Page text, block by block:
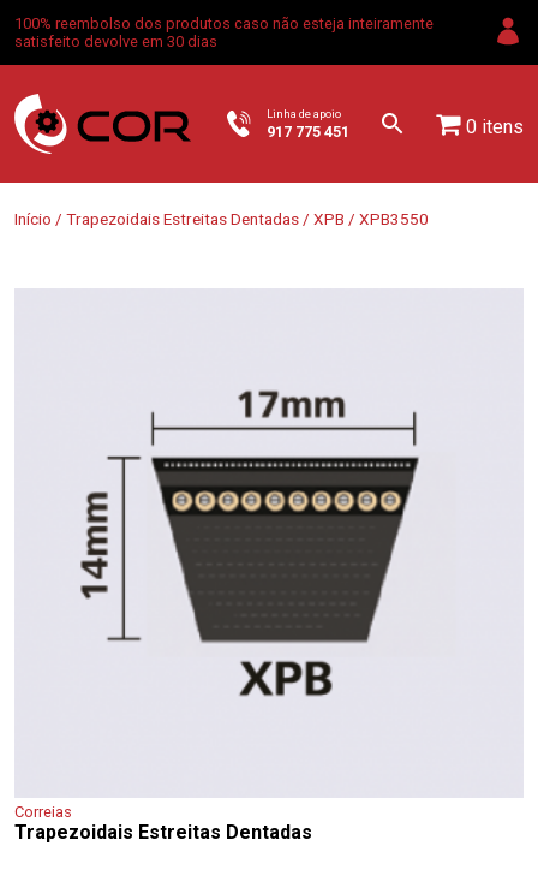
100% reembolso dos produtos caso não esteja inteiramente
satisfeito devolve em 30 dias
Linha de apoio
917 775 451 0 itens
Início / Trapezoidais Estreitas Dentadas / XPB / XPB3550
Correias
Trapezoidais Estreitas Dentadas